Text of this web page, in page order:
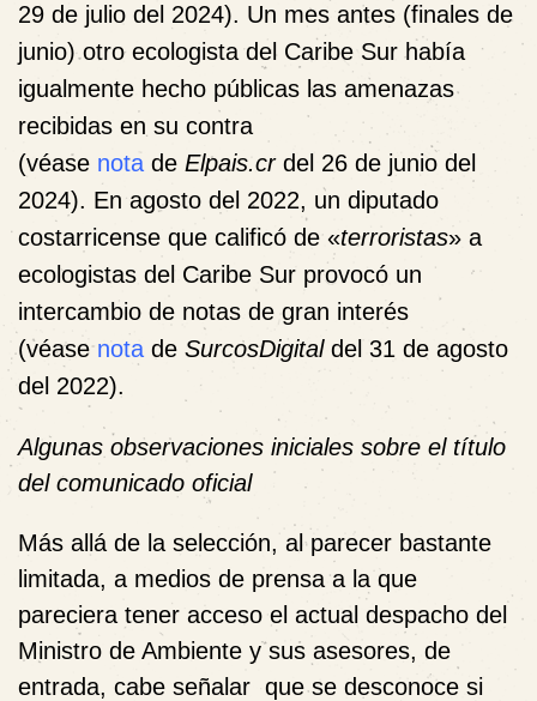
29 de julio del 2024). Un mes antes (finales de
junio) otro ecologista del Caribe Sur había
igualmente hecho públicas las amenazas
recibidas en su contra
(véase nota de Elpais.crdel 26 de junio del
2024). En agosto del 2022, un diputado
costarricense que calificó de «terroristas» a
ecologistas del Caribe Sur provocó un
intercambio de notas de gran interés
(véasenota de SurcosDigitaldel 31 de agosto
del 2022).
Algunas observaciones iniciales sobre el título
del comunicado oficial
Más allá de la selección, al parecer bastante
limitada, a medios de prensa a la que
pareciera tener acceso el actual despacho del
Ministro de Ambiente y sus asesores, de
entrada, cabe señalar que se desconoce si